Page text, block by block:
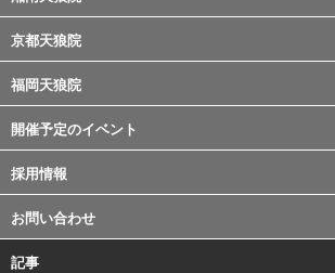
京都天狼院
福岡天狼院
開催予定のイベント
採用情報
お問い合わせ
記事